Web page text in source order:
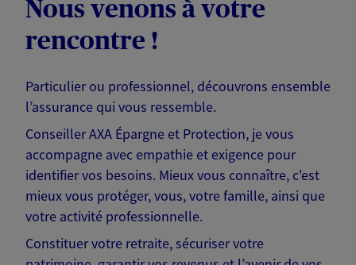
Nous venons à votre
rencontre !
Particulier ou professionnel, découvrons ensemble
l’assurance qui vous ressemble.
Conseiller AXA Épargne et Protection, je vous
accompagne avec empathie et exigence pour
identifier vos besoins. Mieux vous connaître, c'est
mieux vous protéger, vous, votre famille, ainsi que
votre activité professionnelle.
Constituer votre retraite, sécuriser votre